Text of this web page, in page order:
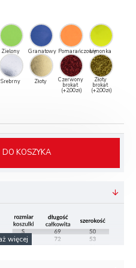
Zielony Granatowy PomarańczowyLimonka
Srebrny Złoty Czerwony
brokat
(+2,00zł)
Złoty
brokat
(+2,00zł)
DO KOSZYKA